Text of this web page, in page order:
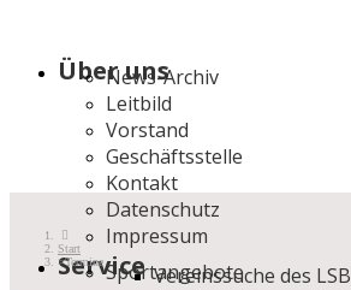
Über uns
News-Archiv
Leitbild
Vorstand
Geschäftsstelle
Kontakt
Datenschutz
Impressum
ServiceSportangebote
Vereinssuche des LSB
Start
Termine